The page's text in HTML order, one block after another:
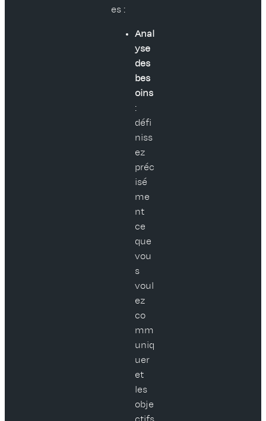
es :
Anal
yse
des
bes
oins
:
défi
niss
ez
préc
isé
me
nt
ce
que
vou
s
voul
ez
co
mm
uniq
uer
et
les
obje